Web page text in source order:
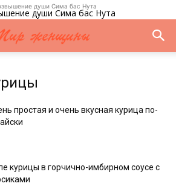
души Сима бас Нута
души Сима бас Нута
простая и очень вкусная курица по-
курицы в горчично-имбирном соусе с